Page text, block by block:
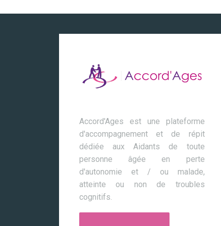
Accord'Ages est une plateforme
d'accompagnement et de répit
dédiée aux Aidants de toute
personne âgée en perte
d'autonomie et / ou malade,
atteinte ou non de troubles
cognitifs.